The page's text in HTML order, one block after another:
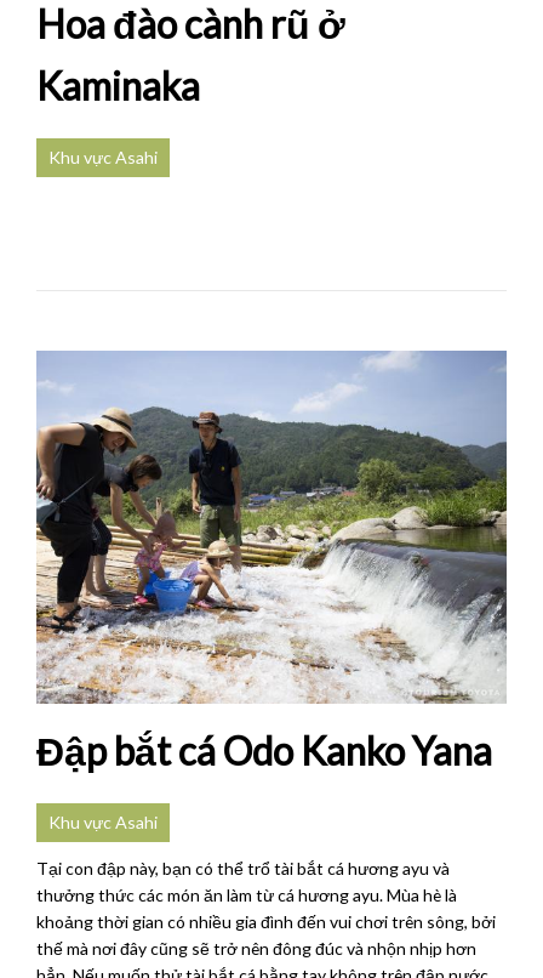
Hoa đào cành rũ ở
Kaminaka
Khu vực Asahi
Đập bắt cá Odo Kanko Yana
Khu vực Asahi
Tại con đập này, bạn có thể trổ tài bắt cá hương ayu và
thưởng thức các món ăn làm từ cá hương ayu. Mùa hè là
khoảng thời gian có nhiều gia đình đến vui chơi trên sông, bởi
thế mà nơi đây cũng sẽ trở nên đông đúc và nhộn nhịp hơn